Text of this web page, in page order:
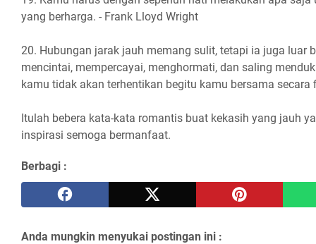
yang berharga. - Frank Lloyd Wright
20. Hubungan jarak jauh memang sulit, tetapi ia juga luar
mencintai, mempercayai, menghormati, dan saling
kamu tidak akan terhentikan begitu kamu bersama secara
Itulah bebera kata-kata romantis buat kekasih yang jauh
inspirasi semoga bermanfaat.
Berbagi :
Anda mungkin menyukai postingan ini :